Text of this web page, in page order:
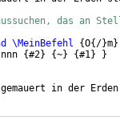
das an
\MeinBefehl {O{ /}m}
{#2} {~} {#1}
}
in der